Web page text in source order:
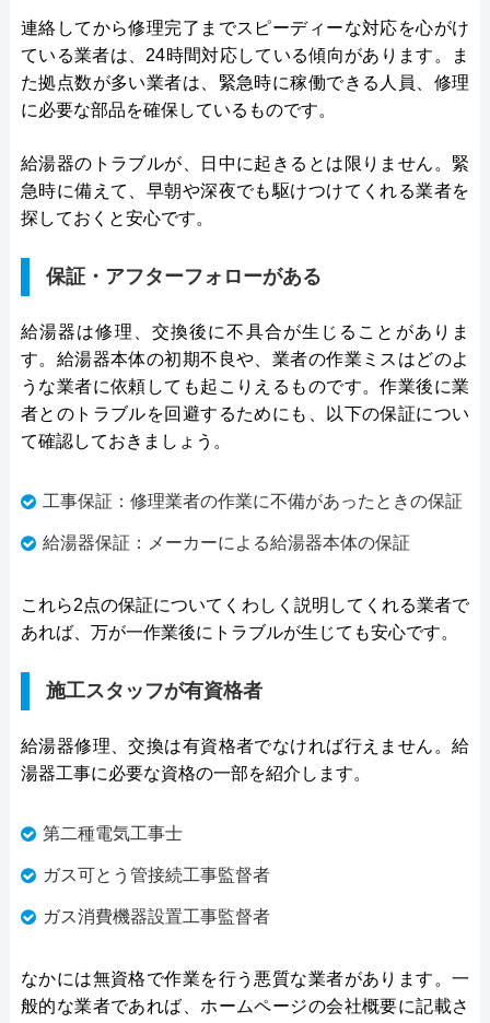
連絡してから修理完了までスピーディーな対応を心がけ
ている業者は、24時間対応している傾向があります。ま
た拠点数が多い業者は、緊急時に稼働できる人員、修理
に必要な部品を確保しているものです。
給湯器のトラブルが、日中に起きるとは限りません。緊
急時に備えて、早朝や深夜でも駆けつけてくれる業者を
探しておくと安心です。
保証・アフターフォローがある
給湯器は修理、交換後に不具合が生じることがありま
す。給湯器本体の初期不良や、業者の作業ミスはどのよ
うな業者に依頼しても起こりえるものです。作業後に業
者とのトラブルを回避するためにも、以下の保証につい
て確認しておきましょう。
工事保証：修理業者の作業に不備があったときの保証
給湯器保証：メーカーによる給湯器本体の保証
これら2点の保証についてくわしく説明してくれる業者で
あれば、万が一作業後にトラブルが生じても安心です。
施工スタッフが有資格者
給湯器修理、交換は有資格者でなければ行えません。給
湯器工事に必要な資格の一部を紹介します。
第二種電気工事士
ガス可とう管接続工事監督者
ガス消費機器設置工事監督者
なかには無資格で作業を行う悪質な業者があります。一
般的な業者であれば、ホームページの会社概要に記載さ